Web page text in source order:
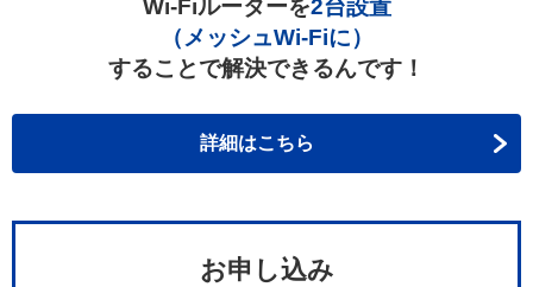
Wi-Fiルーターを2台設置
（メッシュWi-Fiに）
することで解決できるんです！
詳細はこちら
お申し込み